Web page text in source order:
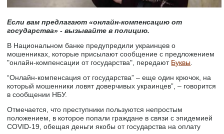
Если вам предлагают «онлайн-компенсацию от
государства» - вызывайте в полицию.
В Национальном банке предупредили украинцев о
мошенниках, которые присылают сообщение с предложением
"онлайн-компенсации от государства", передают Буквы
“Онлайн-компенсация от государства” – еще один крючок, на
который мошенники ловят доверчивых украинцев”, – говорится
в сообщении НБУ.
Отмечается, что преступники пользуются непростым
положением, в которое попали граждане в связи с эпидемией
COVID-19, обещая деньги якобы от государства на оплату